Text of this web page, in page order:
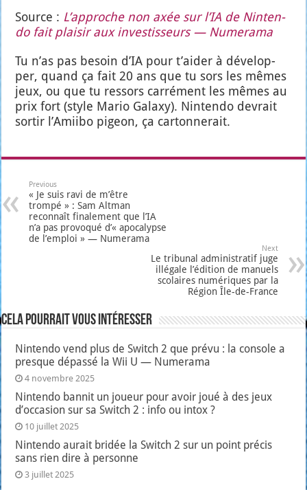
Source : L’approche non axée sur l’IA de Nin­ten­
do fait plai­sir aux inves­tis­seurs — Nume­ra­ma
Tu n’as pas besoin d’IA pour t’ai­der à déve­lop­
per, quand ça fait 20 ans que tu sors les mêmes
jeux, ou que tu res­sors car­ré­ment les mêmes au
prix fort (style Mario Galaxy). Nin­ten­do devrait
sor­tir l’A­mii­bo pigeon, ça car­ton­ne­rait.
Previous
« Je suis ravi de m’être
trompé » : Sam Altman
reconnaît finalement que l’IA
n’a pas provoqué d’« apocalypse
de l’emploi » — Numerama
Next
Le tribunal administratif juge
illégale l’édition de manuels
scolaires numériques par la
Région Île-de-France
Cela pourrait vous intéresser
Nintendo vend plus de Switch 2 que prévu : la console a
presque dépassé la Wii U — Numerama
4 novembre 2025
Nintendo bannit un joueur pour avoir joué à des jeux
d’occasion sur sa Switch 2 : info ou intox ?
10 juillet 2025
Nintendo aurait bridée la Switch 2 sur un point précis
sans rien dire à personne
3 juillet 2025